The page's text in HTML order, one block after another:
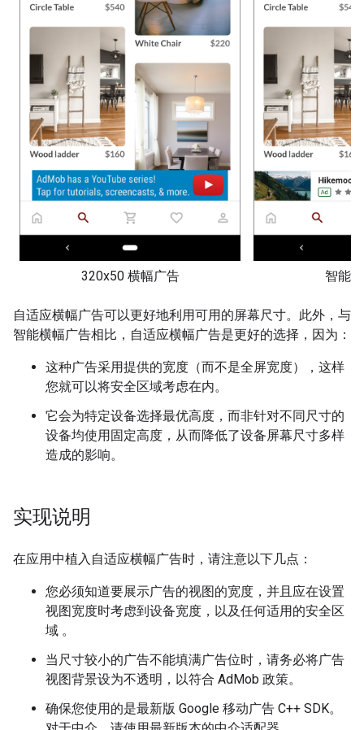
320x50 横幅广告 智能
自适应横幅广告可以更好地利用可用的屏幕尺寸。此外，与
智能横幅广告相比，自适应横幅广告是更好的选择，因为：
这种广告采用提供的宽度（而不是全屏宽度），这样
您就可以将安全区域考虑在内。
它会为特定设备选择最优高度，而非针对不同尺寸的
设备均使用固定高度，从而降低了设备屏幕尺寸多样
造成的影响。
实现说明
在应用中植入自适应横幅广告时，请注意以下几点：
您必须知道要展示广告的视图的宽度，并且应在设置
视图宽度时考虑到设备宽度，以及任何适用的安全区
域 。
当尺寸较小的广告不能填满广告位时，请务必将广告
视图背景设为不透明，以符合 AdMob 政策。
确保您使用的是最新版 Google 移动广告 C++ SDK。